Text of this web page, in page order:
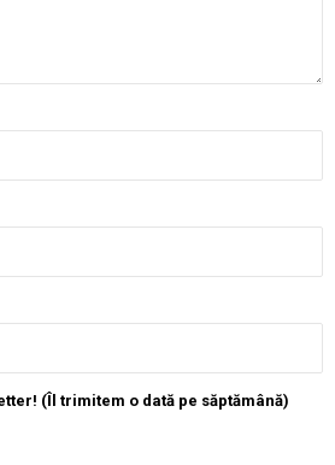
(Îl trimitem o dată pe săptămână)